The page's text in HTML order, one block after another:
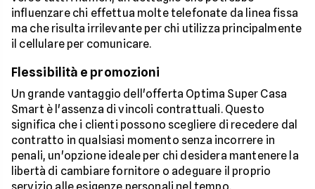
influenzare chi effettua molte telefonate da linea fissa
ma che risulta irrilevante per chi utilizza principalmente
il cellulare per comunicare.
Flessibilità e promozioni
Un grande vantaggio dell'offerta Optima Super Casa
Smart è l'assenza di vincoli contrattuali. Questo
significa che i clienti possono scegliere di recedere dal
contratto in qualsiasi momento senza incorrere in
penali, un'opzione ideale per chi desidera mantenere la
libertà di cambiare fornitore o adeguare il proprio
servizio alle esigenze personali nel tempo.